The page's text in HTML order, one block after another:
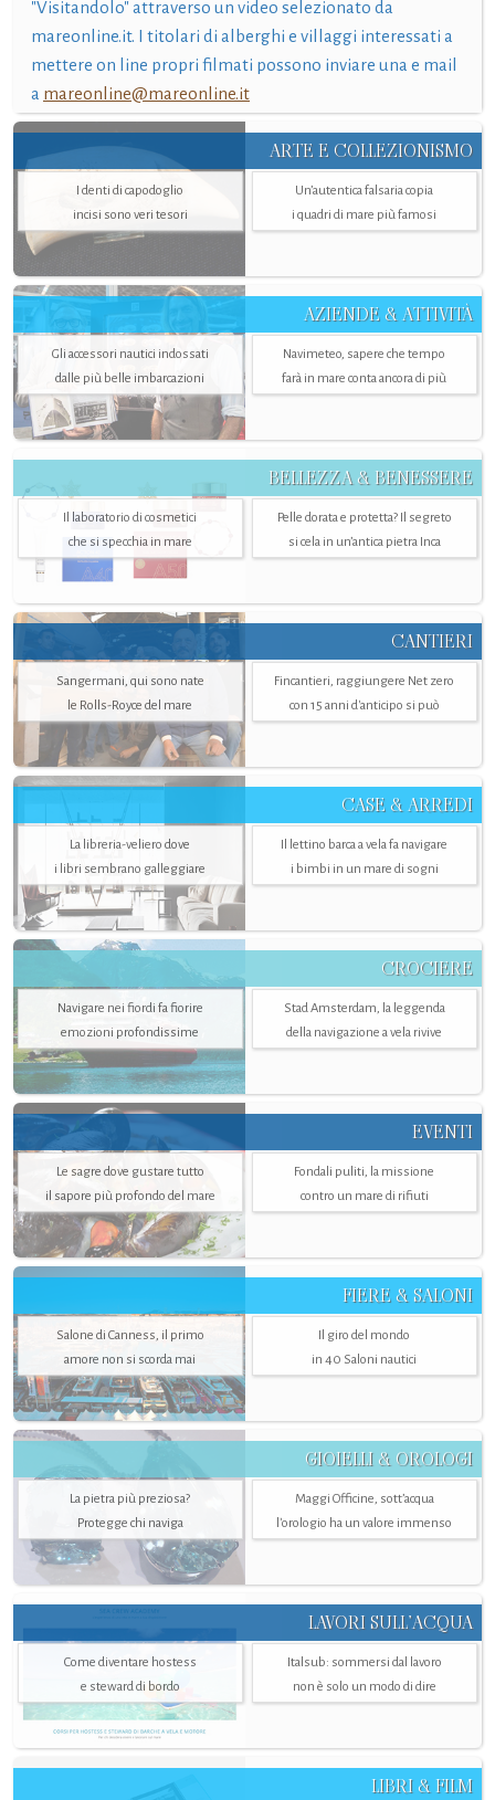
"Visitandolo" attraverso un video selezionato da
mareonline.it. I titolari di alberghi e villaggi interessati a
mettere on line propri filmati possono inviare una e mail
a mareonline@mareonline.it
ARTE E COLLEZIONISMO
I denti di capodoglio
incisi sono veri tesori
Un’autentica falsaria copia
i quadri di mare più famosi
AZIENDE & ATTIVITÀ
Gli accessori nautici indossati
dalle più belle imbarcazioni
Navimeteo, sapere che tempo
farà in mare conta ancora di più
BELLEZZA & BENESSERE
Il laboratorio di cosmetici
che si specchia in mare
Pelle dorata e protetta? Il segreto
si cela in un’antica pietra Inca
CANTIERI
Sangermani, qui sono nate
le Rolls-Royce del mare
Fincantieri, raggiungere Net zero
con 15 anni d'anticipo si può
CASE & ARREDI
La libreria-veliero dove
i libri sembrano galleggiare
Il lettino barca a vela fa navigare
i bimbi in un mare di sogni
CROCIERE
Navigare nei fiordi fa fiorire
emozioni profondissime
Stad Amsterdam, la leggenda
della navigazione a vela rivive
EVENTI
Le sagre dove gustare tutto
il sapore più profondo del mare
Fondali puliti, la missione
contro un mare di rifiuti
FIERE & SALONI
Salone di Canness, il primo
amore non si scorda mai
Il giro del mondo
in 40 Saloni nautici
GIOIELLI & OROLOGI
La pietra più preziosa?
Protegge chi naviga
Maggi Officine, sott’acqua
l'orologio ha un valore immenso
LAVORI SULL’ACQUA
Come diventare hostess
e steward di bordo
Italsub: sommersi dal lavoro
non è solo un modo di dire
LIBRI & FILM